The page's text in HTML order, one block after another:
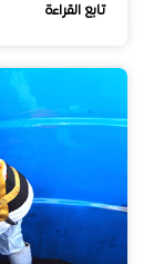
تابع القراءة